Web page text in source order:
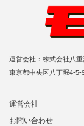
運営会社：株式会社八
東京都中央区八丁堀4-5-
運営会社
お問い合わせ